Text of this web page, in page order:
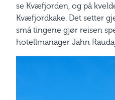
se Kvæfjorden, og på
Kvæfjordkake. Det setter
små tingene gjør reisen
hotellmanager Jahn